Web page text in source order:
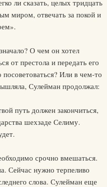
ли сказать, целых тридцать
миром, отвечать за покой и
О чем он хотел
от престола и передать его
Или в чем-то
Сулейман продолжал:
путь должен закончиться,
шехзаде Селиму.
срочно вмешаться.
Сейчас нужно терпеливо
слова. Сулейман еще